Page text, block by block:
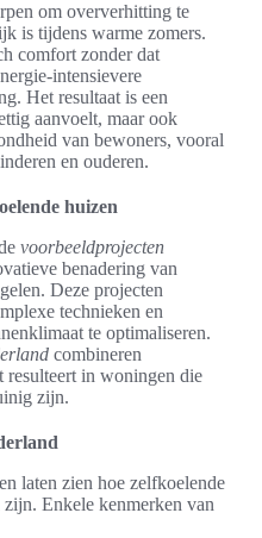
om oververhitting te
is tijdens warme zomers.
comfort zonder dat
intensievere
Het resultaat is een
aanvoelt, maar ook
van bewoners, vooral
en ouderen.
huizen
voorbeeldprojecten
benadering van
Deze projecten
technieken en
te optimaliseren.
combineren
resulteert in woningen die
zijn.
laten zien hoe zelfkoelende
Enkele kenmerken van